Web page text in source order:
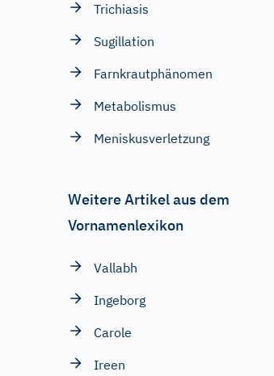
Trichiasis
Sugillation
Farnkrautphänomen
Metabolismus
Meniskusverletzung
Weitere Artikel aus dem
Vornamenlexikon
Vallabh
Ingeborg
Carole
Ireen